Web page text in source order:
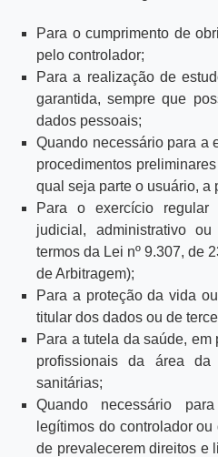
Para o cumprimento de
pelo controlador;
Para a realização de
garantida, sempre que
dados pessoais;
Quando necessário para a
procedimentos
qual seja parte o usuário, a
Para o exercício
judicial, administrativo
termos da Lei nº 9.307, de
de Arbitragem);
Para a proteção da vida
titular dos dados ou de
Para a tutela da saúde,
profissionais da área
sanitárias;
Quando necessário
legítimos do controlador
de prevalecerem direitos e